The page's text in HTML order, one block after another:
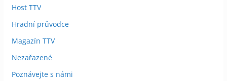
Host TTV
Hradní průvodce
Magazín TTV
Nezařazené
Poznávejte s námi